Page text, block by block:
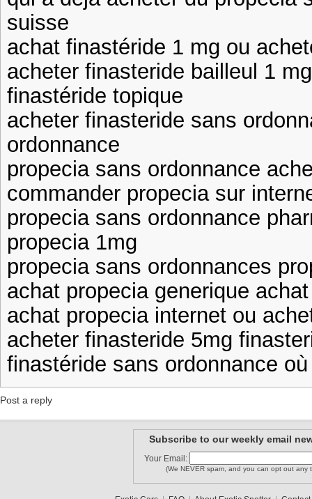
suisse
achat finastéride 1 mg ou
acheter finasteride bailleul 1
finastéride topique
acheter finasteride sans
ordonnance
propecia sans ordonnance
commander propecia sur
propecia sans ordonnance
propecia 1mg
propecia sans ordonnances
achat propecia generique
achat propecia internet ou
acheter finasteride 5mg
finastéride sans ordonnance
Post a reply
Subscribe to our weekly email
Your Email:
(We NEVER spam, and you can opt out any